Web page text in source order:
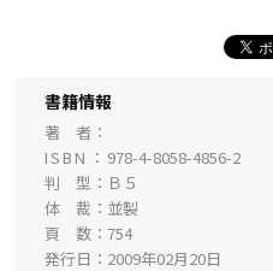
書籍情報
著 者
ISBN
978-4-8058-4856-2
判 型
Ｂ５
体 裁
並製
頁 数
754
発行日
2009年02月20日